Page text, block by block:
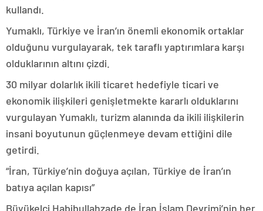
kullandı.
Yumaklı, Türkiye ve İran’ın önemli ekonomik ortaklar
olduğunu vurgulayarak, tek taraflı yaptırımlara karşı
olduklarının altını çizdi.
30 milyar dolarlık ikili ticaret hedefiyle ticari ve
ekonomik ilişkileri genişletmekte kararlı olduklarını
vurgulayan Yumaklı, turizm alanında da ikili ilişkilerin
insani boyutunun güçlenmeye devam ettiğini dile
getirdi.
“İran, Türkiye’nin doğuya açılan, Türkiye de İran’ın
batıya açılan kapısı”
Büyükelçi Habibullahzade de İran İslam Devrimi’nin her